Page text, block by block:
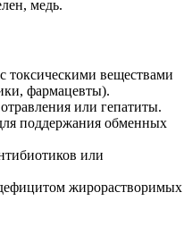
медь.
токсическими веществами
фармацевты).
или гепатиты.
поддержания обменных
или
жирорастворимых